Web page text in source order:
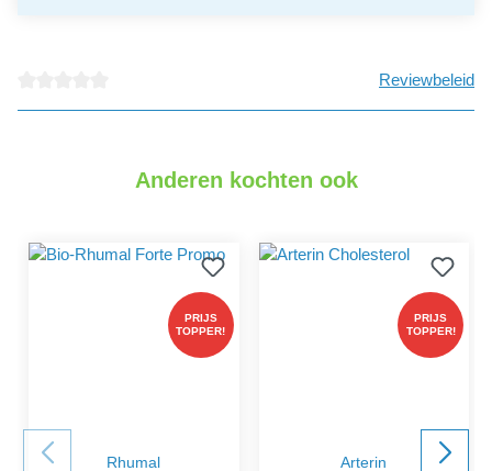
Reviewbeleid
Anderen kochten ook
PRIJS
TOPPER!
Rhumal
PRIJS
TOPPER!
Arterin